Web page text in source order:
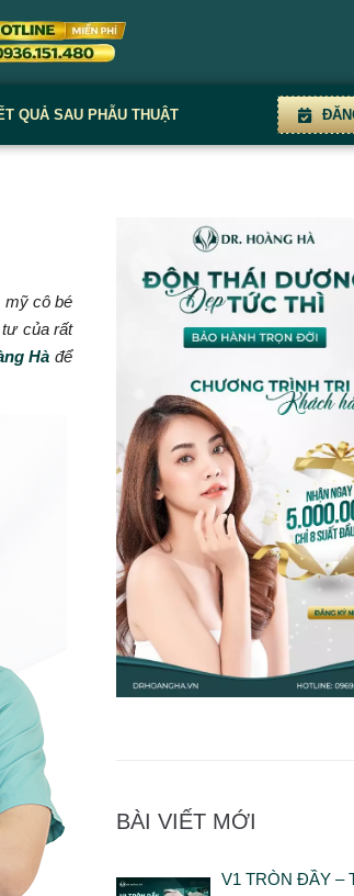
QUẢ SAU PHẪU THUẬT
mỹ cô bé
của rất
Hà để
BÀI VIẾT MỚI
V1 TRÒN ĐẦY –